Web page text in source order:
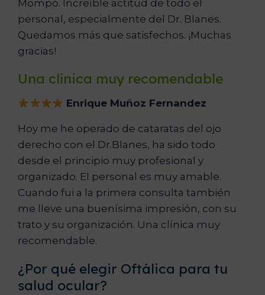
Mompó. Increíble actitud de todo el
personal, especialmente del Dr. Blanes.
Quedamos más que satisfechos. ¡Muchas
gracias!
Una clínica muy recomendable
Enrique Muñoz Fernandez
Hoy me he operado de cataratas del ojo
derecho con el Dr.Blanes, ha sido todo
desde el principio muy profesional y
organizado. El personal es muy amable.
Cuando fui a la primera consulta también
me lleve una buenísima impresión, con su
trato y su organización. Una clínica muy
recomendable.
¿Por qué elegir Oftálica para tu
salud ocular?